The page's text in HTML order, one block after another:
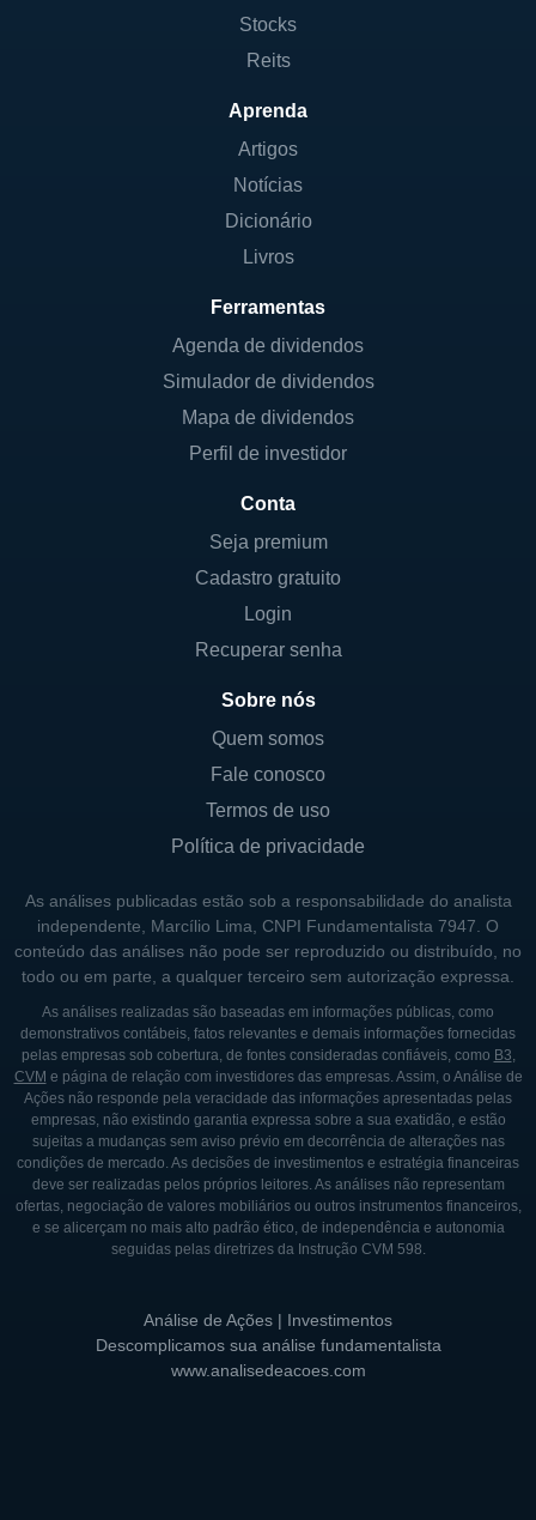
Stocks
Reits
Aprenda
Artigos
Notícias
Dicionário
Livros
Ferramentas
Agenda de dividendos
Simulador de dividendos
Mapa de dividendos
Perfil de investidor
Conta
Seja premium
Cadastro gratuito
Login
Recuperar senha
Sobre nós
Quem somos
Fale conosco
Termos de uso
Política de privacidade
As análises publicadas estão sob a responsabilidade do analista
independente, Marcílio Lima, CNPI Fundamentalista 7947. O
conteúdo das análises não pode ser reproduzido ou distribuído, no
todo ou em parte, a qualquer terceiro sem autorização expressa.
As análises realizadas são baseadas em informações públicas, como
demonstrativos contábeis, fatos relevantes e demais informações fornecidas
pelas empresas sob cobertura, de fontes consideradas confiáveis, como B3,
CVM e página de relação com investidores das empresas. Assim, o Análise de
Ações não responde pela veracidade das informações apresentadas pelas
empresas, não existindo garantia expressa sobre a sua exatidão, e estão
sujeitas a mudanças sem aviso prévio em decorrência de alterações nas
condições de mercado. As decisões de investimentos e estratégia financeiras
deve ser realizadas pelos próprios leitores. As análises não representam
ofertas, negociação de valores mobiliários ou outros instrumentos financeiros,
e se alicerçam no mais alto padrão ético, de independência e autonomia
seguidas pelas diretrizes da Instrução CVM 598.
Análise de Ações | Investimentos
Descomplicamos sua análise fundamentalista
www.analisedeacoes.com